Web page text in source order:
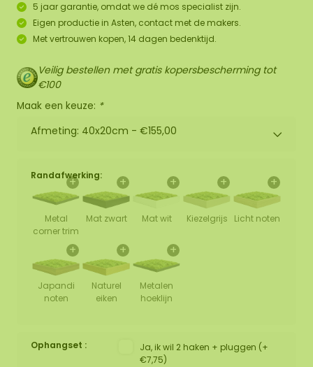
5 jaar garantie, omdat we dé mos specialist zijn.
Eigen productie in Asten, contact met de makers.
Met vertrouwen kopen, 14 dagen bedenktijd.
Veilig bestellen met gratis kopersbescherming tot
€100
Maak een keuze: *
Afmeting: 40x20cm - €155,00
Randafwerking:
+
Metal
corner trim
+
Mat zwart
+
Mat wit
+
Kiezelgrijs
+
Licht noten
+
Japandi
noten
+
Naturel
eiken
+
Metalen
hoeklijn
Ophangset :
Ja, ik wil 2 haken + pluggen (+
€7,75)